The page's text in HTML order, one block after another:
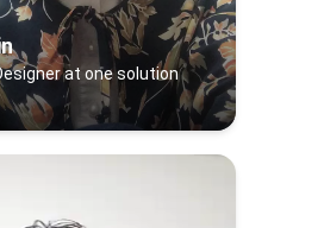
at one solution